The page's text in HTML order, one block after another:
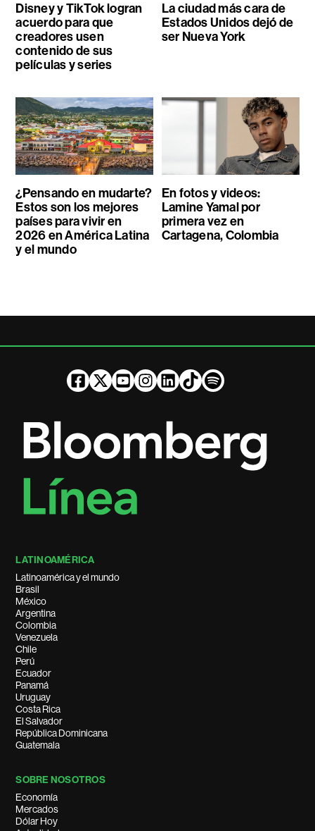
Disney y TikTok logran
acuerdo para que
creadores usen
contenido de sus
películas y series
La ciudad más cara de
Estados Unidos dejó de
ser Nueva York
¿Pensando en mudarte?
Estos son los mejores
países para vivir en
2026 en América Latina
y el mundo
En fotos y videos:
Lamine Yamal por
primera vez en
Cartagena, Colombia
LATINOAMÉRICA
Latinoamérica y el mundo
Brasil
México
Argentina
Colombia
Venezuela
Chile
Perú
Ecuador
Panamá
Uruguay
Costa Rica
El Salvador
República Dominicana
Guatemala
SOBRE NOSOTROS
Economía
Mercados
Dólar Hoy